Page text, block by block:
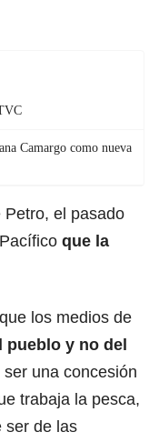
Camargo como nueva
Petro, el pasado
que la
los medios de
pueblo y no del
una concesión
trabaja la pesca,
ser de las